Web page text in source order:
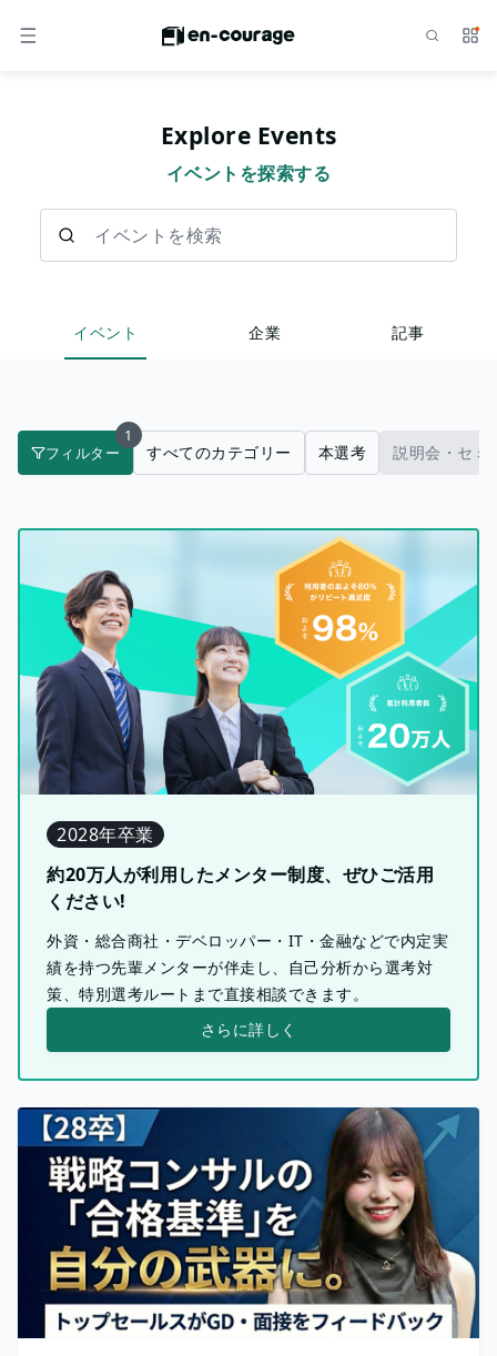
メニュー サ
Explore Events
イベントを探索する
イベント 企業 記事
フィルター
1
すべてのカテゴリー 本選考 説明会・セミ
2028年卒業
約20万人が利用したメンター制度、ぜひご活用
ください!
外資・総合商社・デベロッパー・IT・金融などで内定実
績を持つ先輩メンターが伴走し、自己分析から選考対
策、特別選考ルートまで直接相談できます。
さらに詳しく